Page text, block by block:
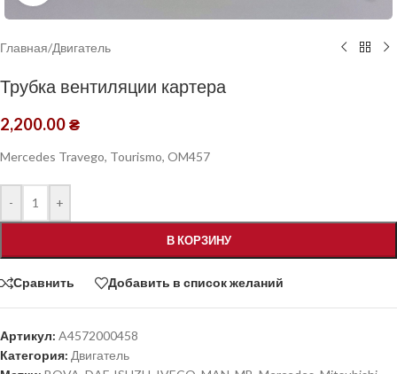
Главная/Двигатель
Трубка вентиляции картера
2,200.00₴
Mercedes Travego, Tourismo, OM457
- +
В КОРЗИНУ
Сравнить Добавить в список желаний
Артикул: A4572000458
Категория: Двигатель